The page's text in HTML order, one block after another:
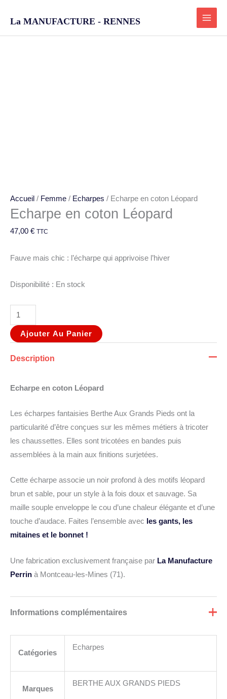
La MANUFACTURE - RENNES
Accueil / Femme / Echarpes / Echarpe en coton Léopard
Echarpe en coton Léopard
47,00 € TTC
Fauve mais chic : l’écharpe qui apprivoise l’hiver
Disponibilité : En stock
Ajouter Au Panier
Description
Echarpe en coton Léopard
Les écharpes fantaisies Berthe Aux Grands Pieds ont la
particularité d’être conçues sur les mêmes métiers à tricoter
les chaussettes. Elles sont tricotées en bandes puis
assemblées à la main aux finitions surjetées.
Cette écharpe associe un noir profond à des motifs léopard
brun et sable, pour un style à la fois doux et sauvage. Sa
maille souple enveloppe le cou d’une chaleur élégante et d’une
touche d’audace. Faites l’ensemble avec les gants, les
mitaines et le bonnet !
Une fabrication exclusivement française par La Manufacture
Perrin à Montceau-les-Mines (71).
Informations complémentaires
Catégories
Echarpes
Marques
BERTHE AUX GRANDS PIEDS